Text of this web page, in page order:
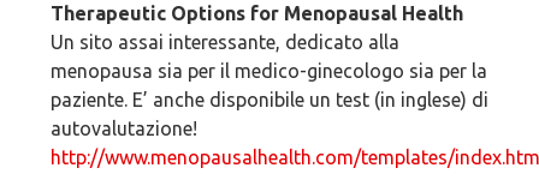
Therapeutic Options for Menopausal Health
Un sito assai interessante, dedicato alla
menopausa sia per il medico-ginecologo sia per la
paziente. E’ anche disponibile un test (in inglese) di
autovalutazione!
http://www.menopausalhealth.com/templates/